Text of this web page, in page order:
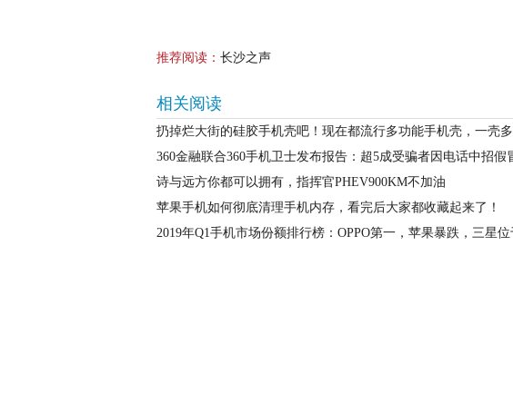
推荐阅读： 长沙之声
相关阅读
扔掉烂大街的硅胶手机壳吧！现在都流行多功能手机壳，一壳
360金融联合360手机卫士发布报告：超5成受骗者因电话中招假
诗与远方你都可以拥有，指挥官PHEV900KM不加油
苹果手机如何彻底清理手机内存，看完后大家都收藏起来了！
2019年Q1手机市场份额排行榜：OPPO第一，苹果暴跌，三星